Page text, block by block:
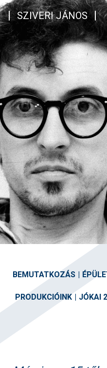
SZIVERI JÁNOS
BEMUTATKOZÁS |
PRODUKCIÓINK | JÓKAI